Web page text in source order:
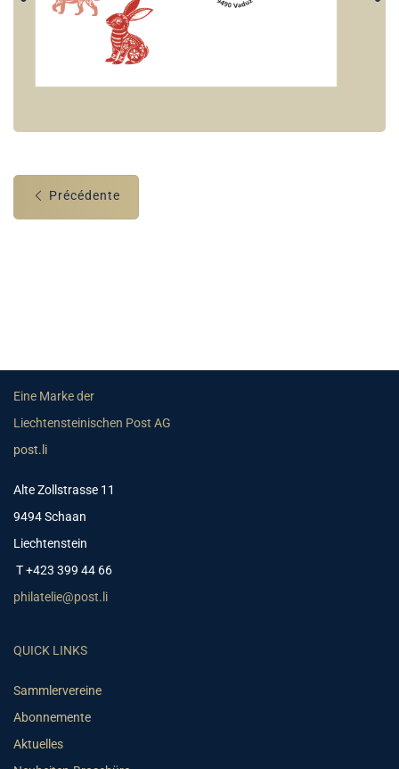
Précédente
Eine Marke der
Liechtensteinischen Post AG
post.li
Alte Zollstrasse 11
9494 Schaan
Liechtenstein
T +423 399 44 66
philatelie@post.li
QUICK LINKS
Sammlervereine
Abonnemente
Aktuelles